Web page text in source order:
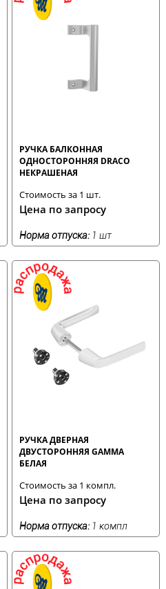
РУЧКА БАЛКОННАЯ
ОДНОСТОРОННЯЯ DRACO
НЕКРАШЕНАЯ
Стоимость за 1 шт.
Цена по запросу
Норма отпуска: 1 шт
РУЧКА ДВЕРНАЯ
ДВУСТОРОННЯЯ GAMMA
БЕЛАЯ
Стоимость за 1 компл.
Цена по запросу
Норма отпуска: 1 компл